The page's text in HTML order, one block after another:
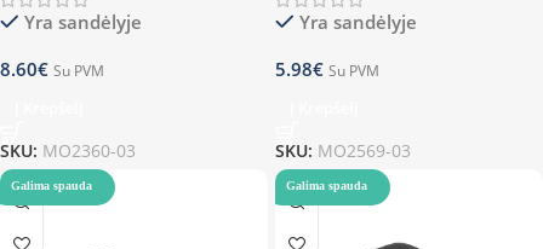
Yra sandėlyje
8.60€ Su PVM
SKU: MO2360-03
Yra sandėlyje
5.98€ Su PVM
SKU: MO2569-03
Galima spauda Galima spauda